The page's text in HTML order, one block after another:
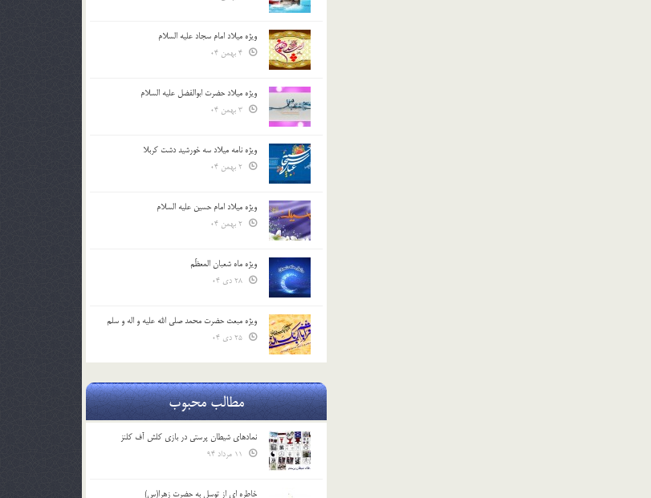
ویژه میلاد امام سجاد علیه السلام
ویژه میلاد حضرت ابوالفضل علیه السلام
ویژه نامه میلاد سه خورشید دشت کربلا
ویژه میلاد امام حسین علیه السلام
ویژه ماه شعبان المعظّم
ویژه مبعث حضرت محمد صلی الله علیه و اله و سلم
مطالب محبوب
نمادهای شیطان پرستی در بازی کلش آف کلنز
خاطره ای از توسل به حضرت زهرا(س)